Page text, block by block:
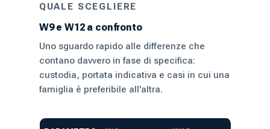
QUALE SCEGLIERE
W9 e W12 a confronto
Uno sguardo rapido alle differenze che
contano davvero in fase di specifica:
custodia, portata indicativa e casi in cui una
famiglia è preferibile all'altra.